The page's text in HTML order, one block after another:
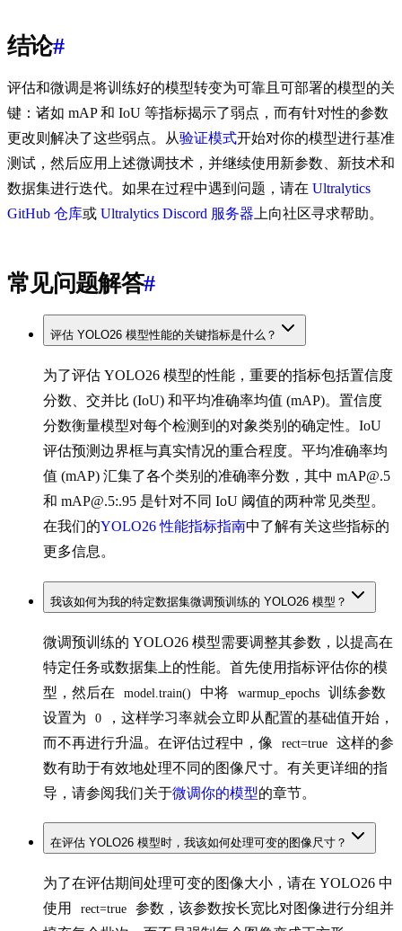
结论#
评估和微调是将训练好的模型转变为可靠且可部署的模型的关
键：诸如 mAP 和 IoU 等指标揭示了弱点，而有针对性的参数
更改则解决了这些弱点。从验证模式开始对你的模型进行基准
测试，然后应用上述微调技术，并继续使用新参数、新技术和
数据集进行迭代。如果在过程中遇到问题，请在 Ultralytics
GitHub 仓库或 Ultralytics Discord 服务器 上向社区寻求帮助。
常见问题解答#
评估 YOLO26 模型性能的关键指标是什么？
为了评估 YOLO26 模型的性能，重要的指标包括置信度
分数、交并比 (IoU) 和平均准确率均值 (mAP)。置信度
分数衡量模型对每个检测到的对象类别的确定性。IoU
评估预测边界框与真实情况的重合程度。平均准确率均
值 (mAP) 汇集了各个类别的准确率分数，其中 mAP@.5
和 mAP@.5:.95 是针对不同 IoU 阈值的两种常见类型。
在我们的YOLO26 性能指标指南中了解有关这些指标的
更多信息。
我该如何为我的特定数据集微调预训练的 YOLO26 模型？
微调预训练的 YOLO26 模型需要调整其参数，以提高在
特定任务或数据集上的性能。首先使用指标评估你的模
型，然后在
model.train() 中将 warmup_epochs
训练参数
设置为
0
，这样学习率就会立即从配置的基础值开始，
而不再进行升温。在评估过程中，像
rect=true
这样的参
数有助于有效地处理不同的图像尺寸。有关更详细的指
导，请参阅我们关于微调你的模型的章节。
在评估 YOLO26 模型时，我该如何处理可变的图像尺寸？
为了在评估期间处理可变的图像大小，请在 YOLO26 中
使用
rect=true
参数，该参数按长宽比对图像进行分组并